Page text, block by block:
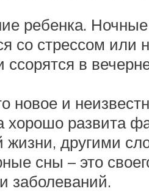
ребенка.
со стрессом
в
и
хорошо развита
другими
сны – это
заболеваний.